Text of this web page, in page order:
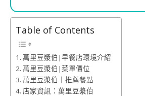
Table of Contents
萬里豆漿伯|早餐店環境介紹
萬里豆漿伯|菜單價位
萬里豆漿伯｜推薦餐點
店家資訊：萬里豆漿伯